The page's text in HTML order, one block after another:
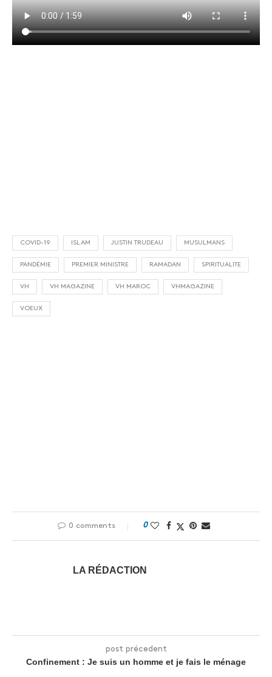
COVID-19 ISLAM JUSTIN TRUDEAU MUSULMANS
PANDÉMIE PREMIER MINISTRE RAMADAN SPIRITUALITE
VH VH MAGAZINE VH MAROC VHMAGAZINE
VOEUX
0 comments 0
LA RÉDACTION
post précedent
Confinement : Je suis un homme et je fais le ménage